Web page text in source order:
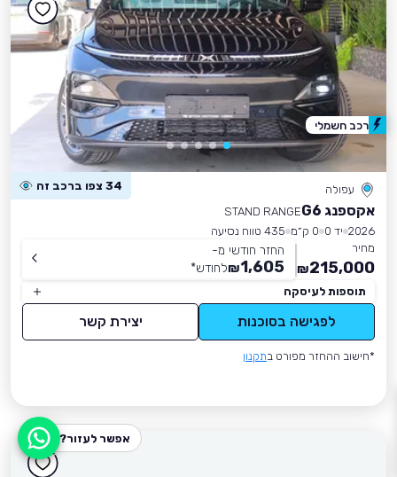
עפולה 34 צפו ברכב זה
אקספנג G6
STAND RANGE
2026 יד 0 0 ק״מ
435 טווח נסיעה
מחיר
215,000
₪
החזר חודשי מ-
1,605
₪לחודש*
תוספות לעיסקה
לפגישה בסוכנות יצירת קשר
*חישוב ההחזר מפורט בתקנון
רכב חשמלי
אפשר לעזור?